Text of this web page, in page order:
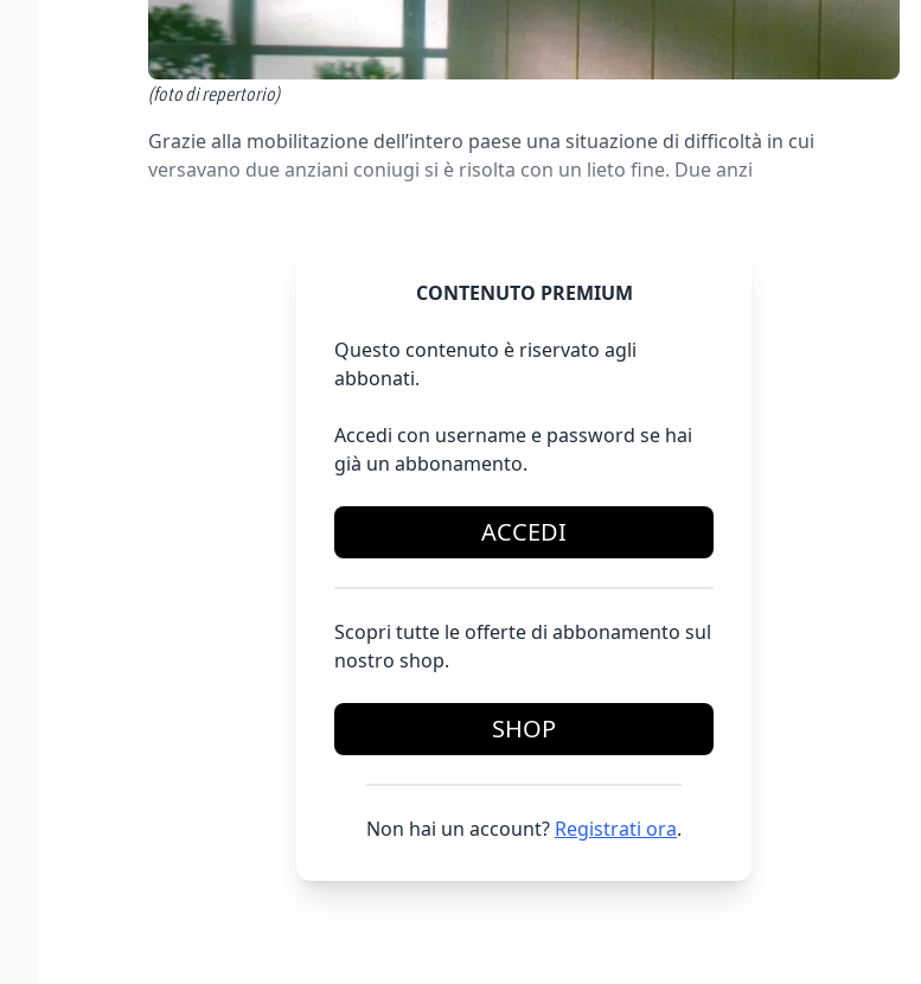
(foto di repertorio)
Grazie alla mobilitazione dell’intero paese una situazione di difficoltà in cui
versavano due anziani coniugi si è risolta con un lieto fine. Due anzi
CONTENUTO PREMIUM
Questo contenuto è riservato agli
abbonati.
Accedi con username e password se hai
già un abbonamento.
ACCEDI
Scopri tutte le offerte di abbonamento sul
nostro shop.
SHOP
Non hai un account? Registrati ora.